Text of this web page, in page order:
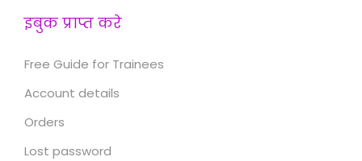
इबुक प्राप्त करे
Free Guide for Trainees
Account details
Orders
Lost password